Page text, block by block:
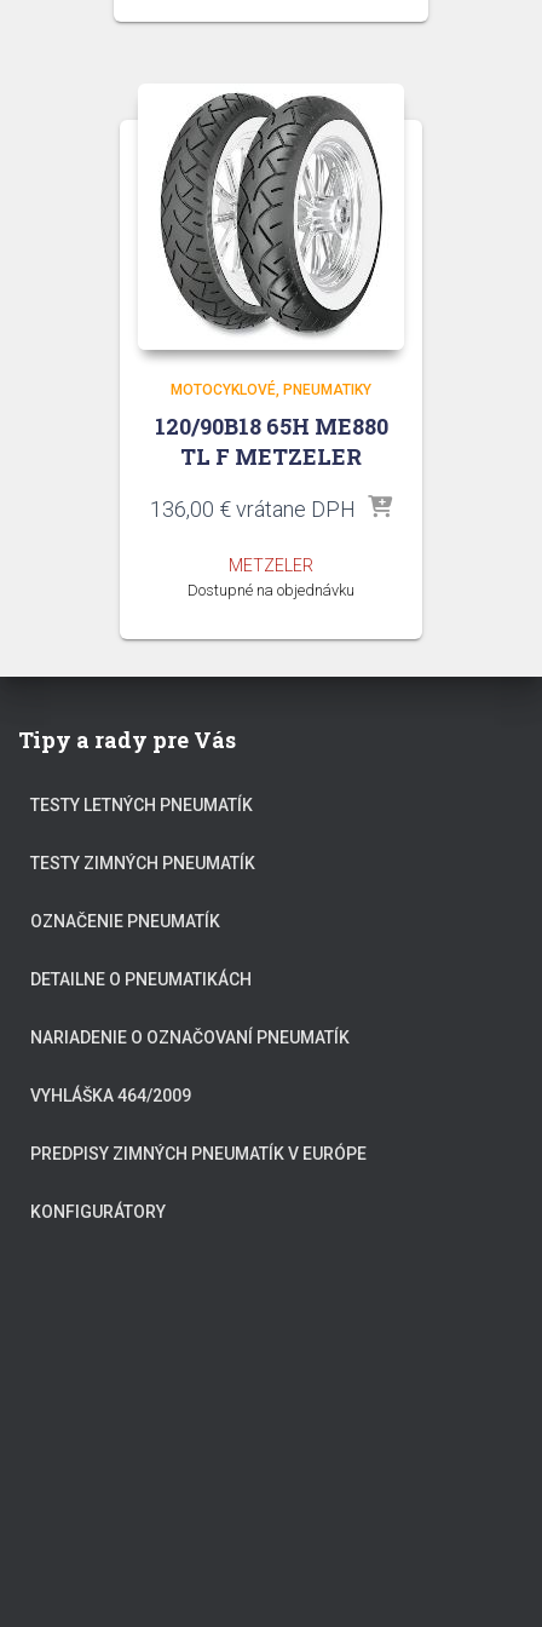
MOTOCYKLOVÉ PNEUMATIKY
120/90B18 65H ME880
TL F METZELER
136,00 €vrátane DPH
METZELER
Dostupné na objednávku
Tipy a rady pre Vás
TESTY LETNÝCH PNEUMATÍK
TESTY ZIMNÝCH PNEUMATÍK
OZNAČENIE PNEUMATÍK
DETAILNE O PNEUMATIKÁCH
NARIADENIE O OZNAČOVANÍ PNEUMATÍK
VYHLÁŠKA 464/2009
PREDPISY ZIMNÝCH PNEUMATÍK V EURÓPE
KONFIGURÁTORY